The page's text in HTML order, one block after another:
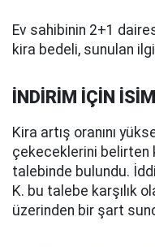
Ev sahibinin 2+1
kira bedeli, sunulan
İNDİRİM İÇİN
Kira artış oranını
çekeceklerini belirten
talebinde bulundu.
K. bu talebe karşılık
üzerinden bir şart